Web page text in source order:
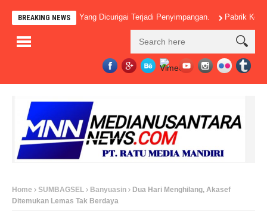
BREAKING NEWS
Pos-Pos Yang Dicurigai Terjadi Penyimpangan. Pabrik Kelapa
Home SUMBAGSEL Banyuasin
Dua Hari Menghilang, Akasef
Ditemukan Lemas Tak Berdaya